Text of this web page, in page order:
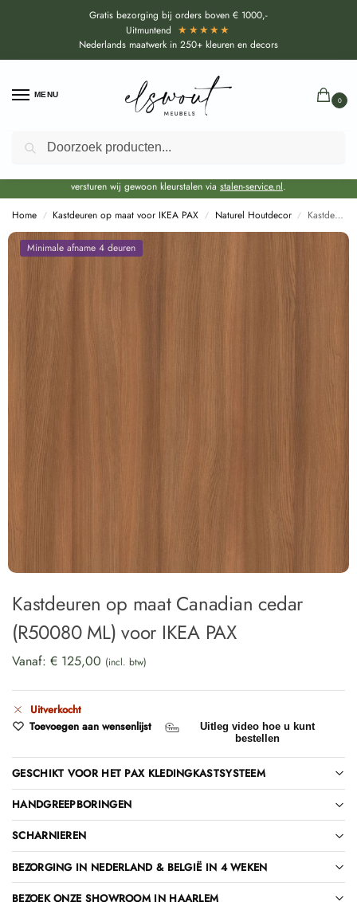
Gratis bezorging bij orders boven € 1000,-
Uitmuntend ★★★★★
Nederlands maatwerk in 250+ kleuren en decors
MENU
0
Door de bouwvakperiode geldt voor alle collecties momenteel een EXTRA
levertijd van circa 3-4 weken bovenop de reguliere levertijd.
versturen wij gewoon kleurstalen via stalen-service.nl.
Home / Kastdeuren op maat voor IKEA PAX / Naturel Houtdecor / Kastdeuren op maat Canadian cedar (R50080 ML) voor IKEA PAX
Minimale afname 4 deuren
Kastdeuren op maat Canadian cedar
(R50080 ML) voor IKEA PAX
Vanaf: € 125,00 (incl. btw)
Uitverkocht
Toevoegen aan wensenlijst
Uitleg video hoe u kunt
bestellen
GESCHIKT VOOR HET PAX KLEDINGKASTSYSTEEM
HANDGREEPBORINGEN
SCHARNIEREN
BEZORGING IN NEDERLAND & BELGIË IN 4 WEKEN
BEZOEK ONZE SHOWROOM IN HAARLEM